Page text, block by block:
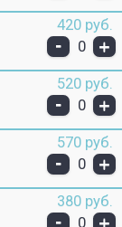
420 руб.
- 0 +
520 руб.
- 0 +
570 руб.
- 0 +
380 руб.
- 0